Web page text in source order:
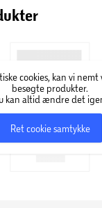
cookies, kan vi
besøgte produkter.
kan altid ændre det
Ret cookie samtykke